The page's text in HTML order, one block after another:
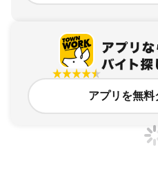
アプリを無料